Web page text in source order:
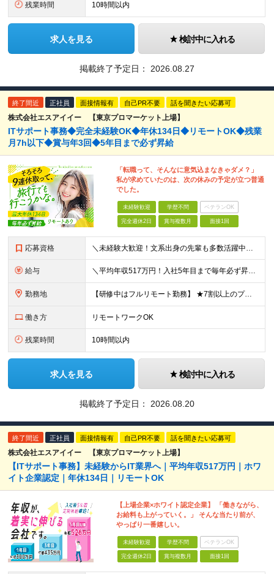
残業時間 10時間以内
求人を見る 検討中に入れる
掲載終了予定日： 2026.08.27
終了間近 正社員 面接情報有 自己PR不要 話を聞きたい応募可
株式会社エスアイイー 【東京プロマーケット上場】
ITサポート事務◆完全未経験OK◆年休134日◆リモートOK◆残業
月7h以下◆賞与年3回◆5年目まで必ず昇給
「転職って、そんなに意気込まなきゃダメ？」
私が求めていたのは、次の休みの予定が立つ普通
でした。
未経験歓迎 学歴不問 ベテランOK
完全週休2日 賞与複数月 面接1回
応募資格 ＼未経験大歓迎！文系出身の先輩も多数活躍中／ ◆PCスキルに自信のない方も歓迎 ◆完全未経験OK ◆社会人デビューもOK ◆学歴不問 ＊*こんなアナタにオススメです*＊ ◇事務職に興味があるが、給与
給与 ＼平均年収517万円！入社5年目まで毎年必ず昇給／ ■賞与年3回 ■年収800万円以上も可 ■入社3年以上の平均年収469.2万円 月給23万2000円以上＋賞与年3回＋各種手当 ☆入社5年目まで最
勤務地 【研修中はフルリモート勤務】 ★7割以上のプロジェクトでリモートワークを導入 ★一都三県のプロジェクト先 ★転居を伴う転勤なし ＜プロジェクト先＞ 東京・神奈川・千葉・埼玉でのプロジェクト先にて勤務
働き方 リモートワークOK
残業時間 10時間以内
求人を見る 検討中に入れる
掲載終了予定日： 2026.08.20
終了間近 正社員 面接情報有 自己PR不要 話を聞きたい応募可
株式会社エスアイイー 【東京プロマーケット上場】
【ITサポート事務】未経験からIT業界へ｜平均年収517万円｜ホワ
イト企業認定｜年休134日｜リモートOK
【上場企業×ホワイト認定企業】 「働きながら、
お給料も上がっていく。」 そんな当たり前が、
やっぱり一番嬉しい。
未経験歓迎 学歴不問 ベテランOK
完全週休2日 賞与複数月 面接1回